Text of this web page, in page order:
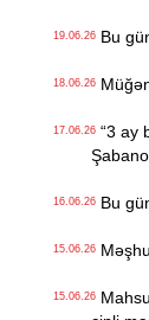
19.06.26Bu
18.06.26
17.06.26“3 ay
16.06.26Bu
15.06.26
15.06.26